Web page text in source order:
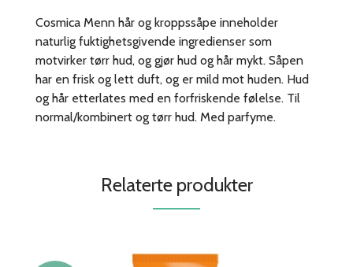
Cosmica Menn hår og kroppssåpe inneholder
naturlig fuktighetsgivende ingredienser som
motvirker tørr hud, og gjør hud og hår mykt. Såpen
har en frisk og lett duft, og er mild mot huden. Hud
og hår etterlates med en forfriskende følelse. Til
normal/kombinert og tørr hud. Med parfyme.
Relaterte produkter